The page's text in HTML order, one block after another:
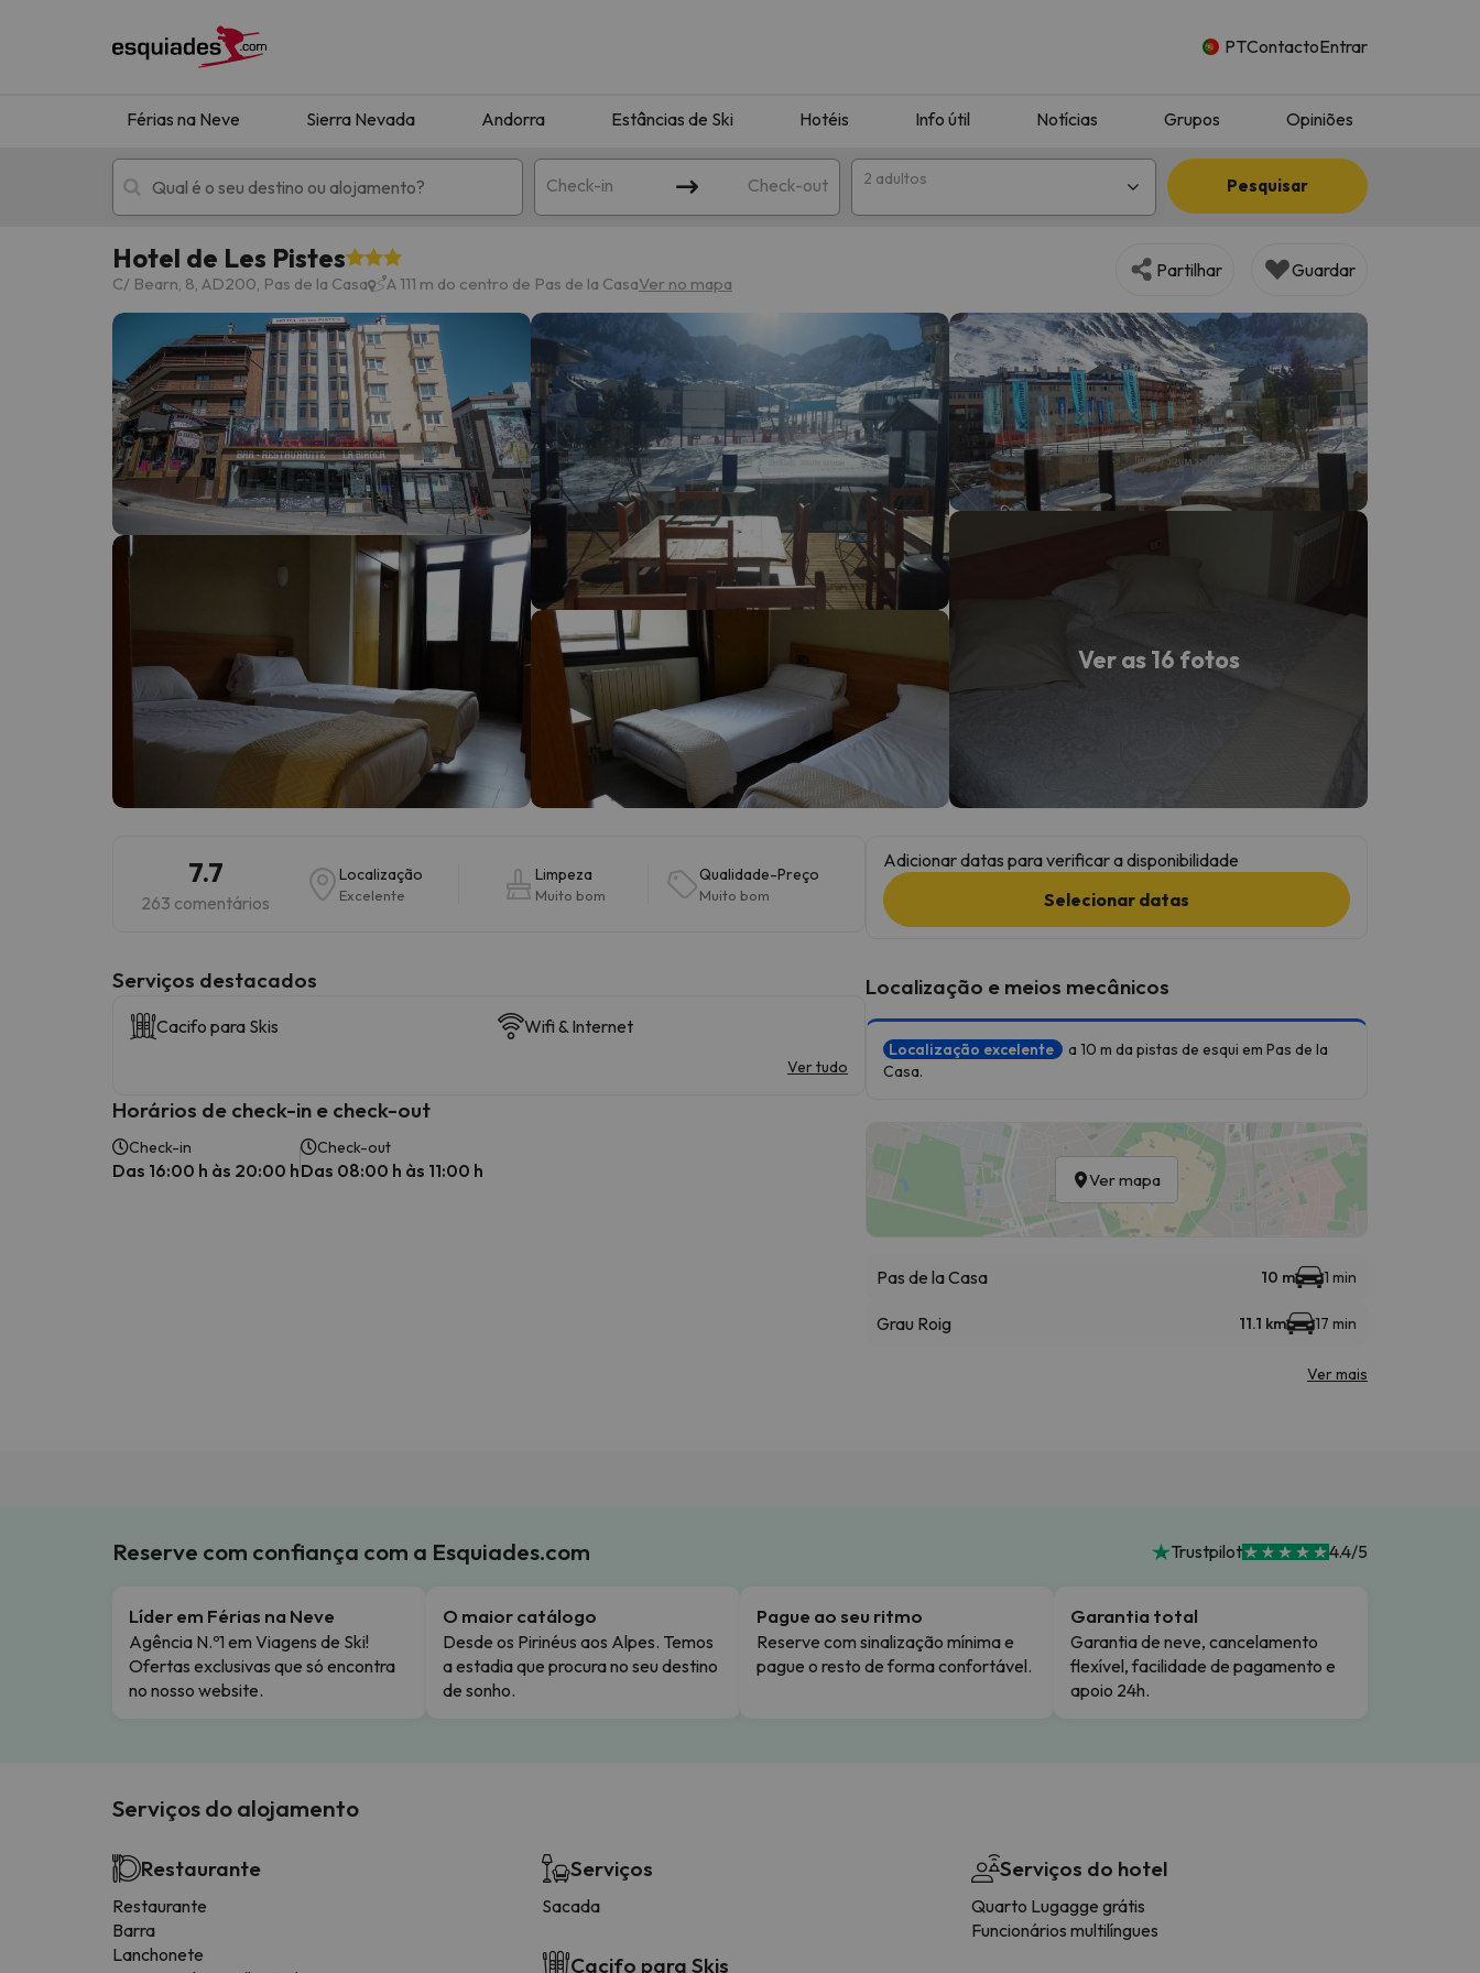
PTContactoEntrar
Férias na Neve Sierra Nevada Andorra Estâncias de Ski Hotéis Info útil Notícias Grupos Opiniões
Check-in Check-out 2 adultos Pesquisar
Férias na neve Hotéis de montanha
Oops, não encontramos nenhum resultado que corresponda à sua pesquisa. Tente modificar o destino.
Bem, parece que o nosso Seeker perdeu o seu caminho. Assim que encontrar a sua bússola, estará de volta.
Hotel de Les Pistes
C/ Bearn, 8, AD200, Pas de la Casa A 111 m do centro de Pas de la CasaVer no mapa
Partilhar Guardar
Ver as 16 fotos
7.7
263 comentários
Localização
Excelente
Limpeza
Muito bom
Qualidade-Preço
Muito bom
Serviços destacados
Cacifo para Skis Wifi & Internet
Ver tudo
Horários de check-in e check-out
Check-in
Das 16:00 h às 20:00 h
Check-out
Das 08:00 h às 11:00 h
Adicionar datas para verificar a disponibilidade
Selecionar datas
Localização e meios mecânicos
Localização excelente
a 10 m da pistas de esqui em Pas de la
Casa.
Ver mapa
Pas de la Casa 10 m 1 min
Grau Roig 11.1 km 17 min
Ver mais
Reserve com confiança com a Esquiades.com Trustpilot 4.4/5
Líder em Férias na Neve
Agência N.º1 em Viagens de Ski!
Ofertas exclusivas que só encontra
no nosso website.
O maior catálogo
Desde os Pirinéus aos Alpes. Temos
a estadia que procura no seu destino
de sonho.
Pague ao seu ritmo
Reserve com sinalização mínima e
pague o resto de forma confortável.
Garantia total
Garantia de neve, cancelamento
flexível, facilidade de pagamento e
apoio 24h.
Serviços do alojamento
Restaurante
Restaurante
Barra
Lanchonete
Serviços
Sacada
Cacifo para Skis
Serviços do hotel
Quarto Lugagge grátis
Funcionários multilíngues